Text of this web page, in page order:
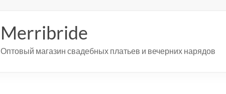
Merribride
Оптовый магазин свадебных платьев и вечерних нарядов